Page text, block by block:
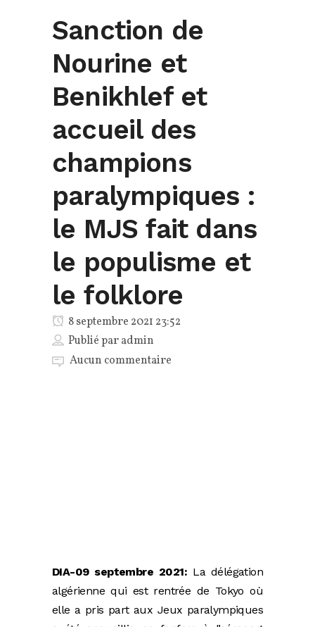
Sanction de
Nourine et
Benikhlef et
accueil des
champions
paralympiques :
le MJS fait dans
le populisme et
le folklore
8 septembre 2021 23:52
Publié paradmin
Aucun commentaire
DIA-09 septembre 2021: La délégation
algérienne qui est rentrée de Tokyo où
elle a pris part aux Jeux paralympiques